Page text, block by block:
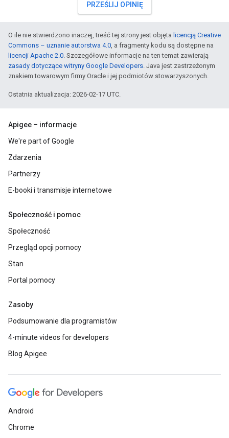
PRZEŚLIJ OPINIĘ
O ile nie stwierdzono inaczej, treść tej strony jest objęta licencją Creative
Commons – uznanie autorstwa 4.0, a fragmenty kodu są dostępne na
licencji Apache 2.0. Szczegółowe informacje na ten temat zawierają
zasady dotyczące witryny Google Developers. Java jest zastrzeżonym
znakiem towarowym firmy Oracle i jej podmiotów stowarzyszonych.
Ostatnia aktualizacja: 2026-02-17 UTC.
Apigee – informacje
We're part of Google
Zdarzenia
Partnerzy
E-booki i transmisje internetowe
Społeczność i pomoc
Społeczność
Przegląd opcji pomocy
Stan
Portal pomocy
Zasoby
Podsumowanie dla programistów
4-minute videos for developers
Blog Apigee
Android
Chrome